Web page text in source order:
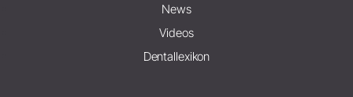
News
Videos
Dentallexikon